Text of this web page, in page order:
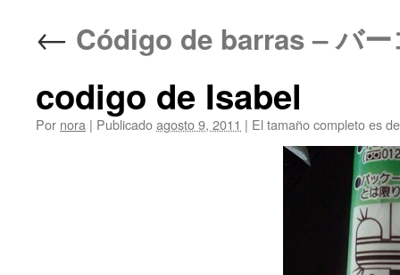
← Código de barras – バー
codigo de Isabel
Por nora | Publicadoagosto 9, 2011 | El tamaño completo es